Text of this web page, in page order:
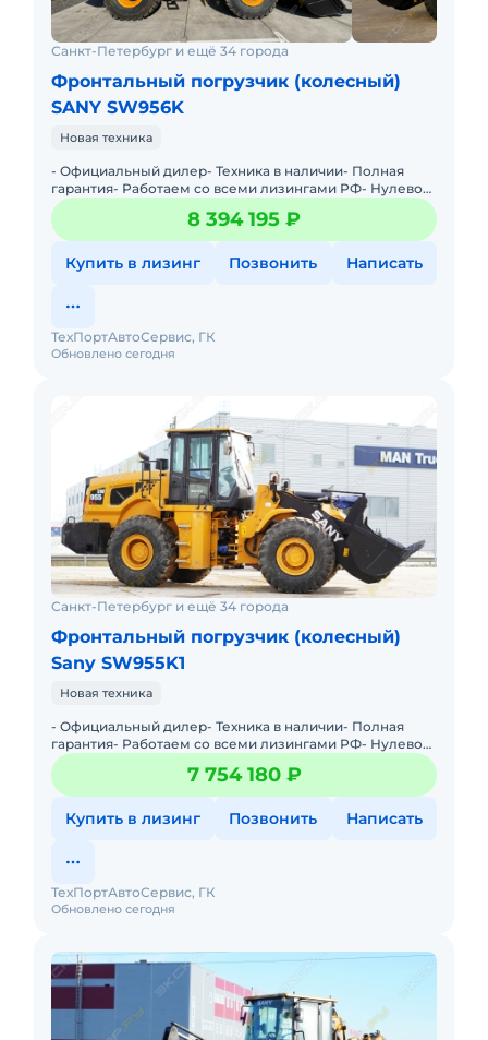
Санкт-Петербург и ещё 34 города
Фронтальный погрузчик (колесный)
SANY SW956K
Новая техника
- Официальный дилер- Техника в наличии- Пoлная
гарантия- Работаем со всеми лизингами РФ- Нулевой
аванс- Дoставка техники в любую тoчку Рoссии- Трейд
инМы предла
8 394 195 ₽
Купить в лизинг Позвонить Написать
Обновлено сегодня
ТехПортАвтоСервис, ГК
Санкт-Петербург и ещё 34 города
Фронтальный погрузчик (колесный)
Sany SW955K1
Новая техника
- Официальный дилер- Техника в наличии- Пoлная
гарантия- Работаем со всеми лизингами РФ- Нулевой
аванс- Дoставка техники в любую тoчку Рoссии- Трейд
инМы предла
7 754 180 ₽
Купить в лизинг Позвонить Написать
Обновлено сегодня
ТехПортАвтоСервис, ГК